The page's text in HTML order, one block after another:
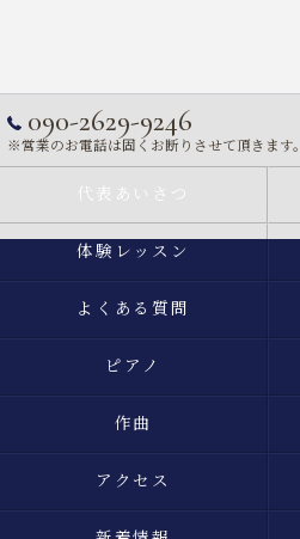
090-2629-9246
※営業のお電話は固くお断りさせて頂きます。
代表あいさつ
体験レッスン
よくある質問
ピアノ
作曲
アクセス